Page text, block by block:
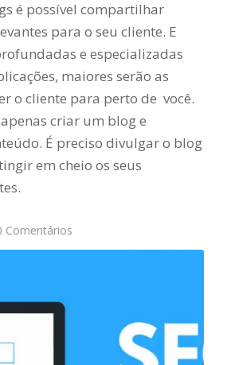
é possível compartilhar
para o seu cliente. E
e especializadas
maiores serão as
o cliente para perto de você.
criar um blog e
É preciso divulgar o blog
em cheio os seus
Comentários